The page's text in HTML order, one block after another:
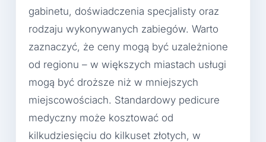
gabinetu, doświadczenia specjalisty oraz
rodzaju wykonywanych zabiegów. Warto
zaznaczyć, że ceny mogą być uzależnione
od regionu – w większych miastach usługi
mogą być droższe niż w mniejszych
miejscowościach. Standardowy pedicure
medyczny może kosztować od
kilkudziesięciu do kilkuset złotych, w